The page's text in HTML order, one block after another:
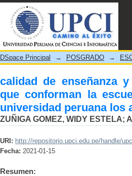
calidad de enseñanza
profesional de
DSpace Principal → POSGRADO →
calidad de enseñanza
que conforman la
universidad peruana los
ZUÑIGA GOMEZ, WIDY ESTELA;
URI: http://repositorio.upci.edu.pe/handle/
Fecha: 2021-01-15
Resumen: